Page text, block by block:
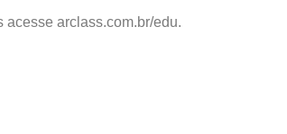
arclass.com.br/edu.